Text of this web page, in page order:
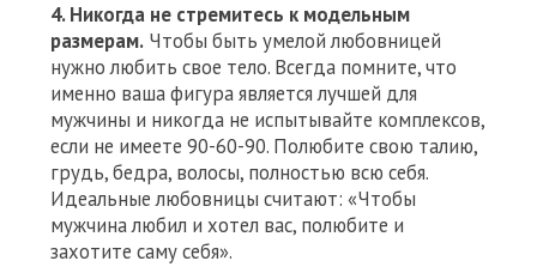
4. Никогда не стремитесь к модельным
размерам. Чтобы быть умелой любовницей
нужно любить свое тело. Всегда помните, что
именно ваша фигура является лучшей для
мужчины и никогда не испытывайте комплексов,
если не имеете 90-60-90. Полюбите свою талию,
грудь, бедра, волосы, полностью всю себя.
Идеальные любовницы считают: «Чтобы
мужчина любил и хотел вас, полюбите и
захотите саму себя».